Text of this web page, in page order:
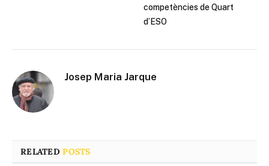
competències de Quart
d’ESO
Josep Maria Jarque
RELATEDPOSTS